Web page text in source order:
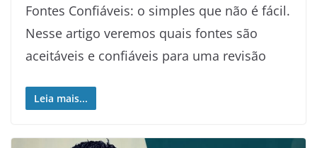
Fontes Confiáveis: o simples que não é fácil.
Nesse artigo veremos quais fontes são
aceitáveis e confiáveis para uma revisão
Leia mais...